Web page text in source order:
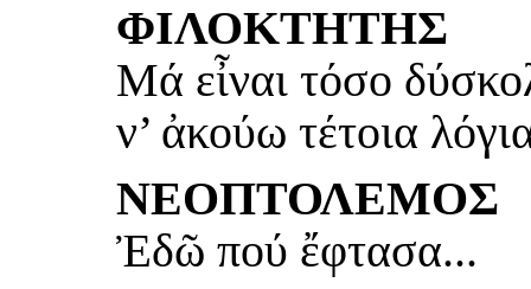
ΦΙΛΟΚΤΗΤΗΣ
Μά εἶναι τόσο
ν’ ἀκούω τέτοια
ΝΕΟΠΤΟΛΕΜΟΣ
Ἐδῶ πού ἔφτασα...